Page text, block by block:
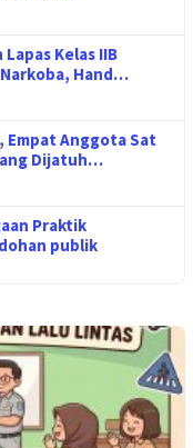
Kelas IIB
Hand…
Empat Anggota Sat
Dijatuh…
Praktik
publik